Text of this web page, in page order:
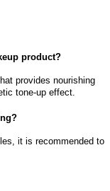
product?
provides nourishing
tone-up effect.
it is recommended to